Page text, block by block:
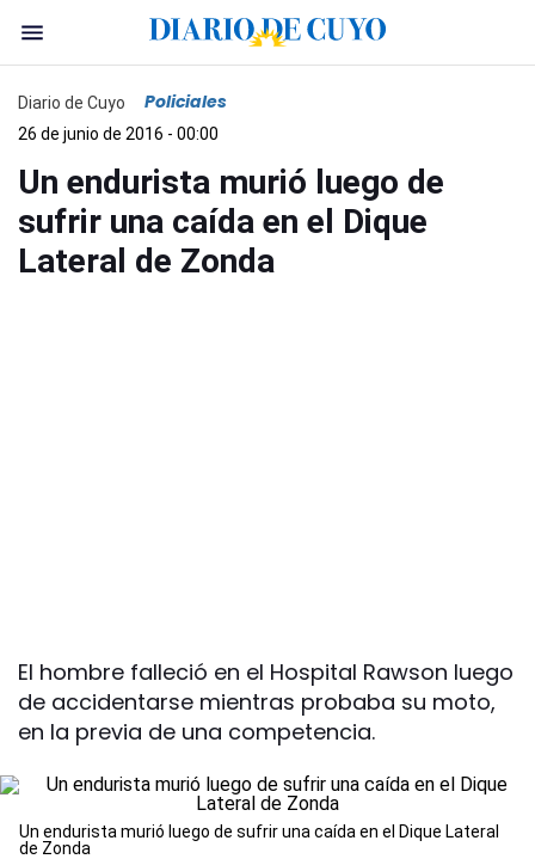
Diario de Cuyo Policiales
26 de junio de 2016 - 00:00
Un endurista murió luego de
sufrir una caída en el Dique
Lateral de Zonda
El hombre falleció en el Hospital Rawson luego
de accidentarse mientras probaba su moto,
en la previa de una competencia.
Un endurista murió luego de sufrir una caída en el Dique Lateral
de Zonda